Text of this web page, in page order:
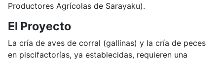
Productores Agrícolas de Sarayaku).
El Proyecto
La cría de aves de corral (gallinas) y la cría de peces
en piscifactorías, ya establecidas, requieren una